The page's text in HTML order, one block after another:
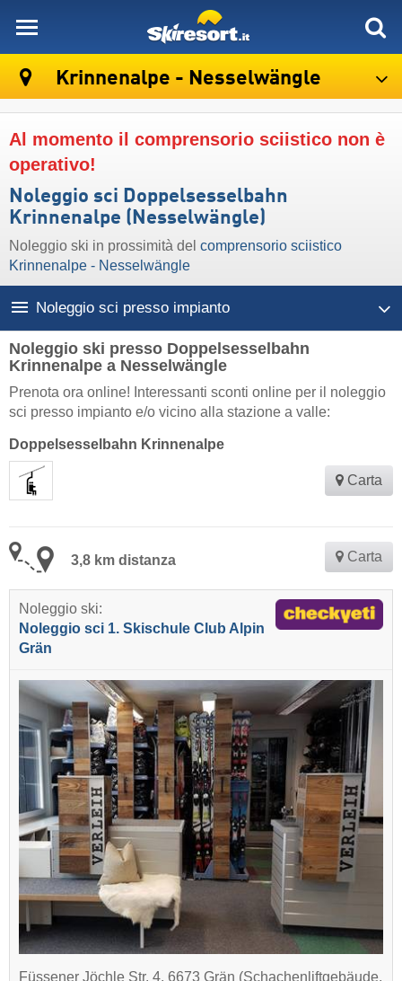
Krinnenalpe - Nesselwängle
Al momento il comprensorio sciistico non è
operativo!
Noleggio sci Doppelsesselbahn
Krinnenalpe (Nesselwängle)
Noleggio ski in prossimità del comprensorio sciistico
Krinnenalpe - Nesselwängle
Noleggio sci presso impianto
Noleggio ski presso Doppelsesselbahn
Krinnenalpe a Nesselwängle
Prenota ora online! Interessanti sconti online per il noleggio
sci presso impianto e/o vicino alla stazione a valle:
Doppelsesselbahn Krinnenalpe
Carta
3,8 km distanza Carta
Noleggio ski:
Noleggio sci 1. Skischule Club Alpin
Grän
Füssener Jöchle Str. 4, 6673 Grän (Schachenliftgebäude,